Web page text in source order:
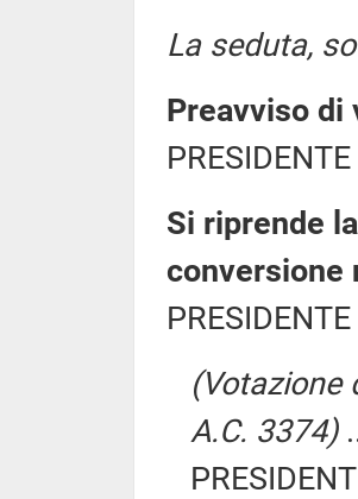
La seduta,
Preavviso di
Si riprende
conversione
(Votazione
A.C. 3374)